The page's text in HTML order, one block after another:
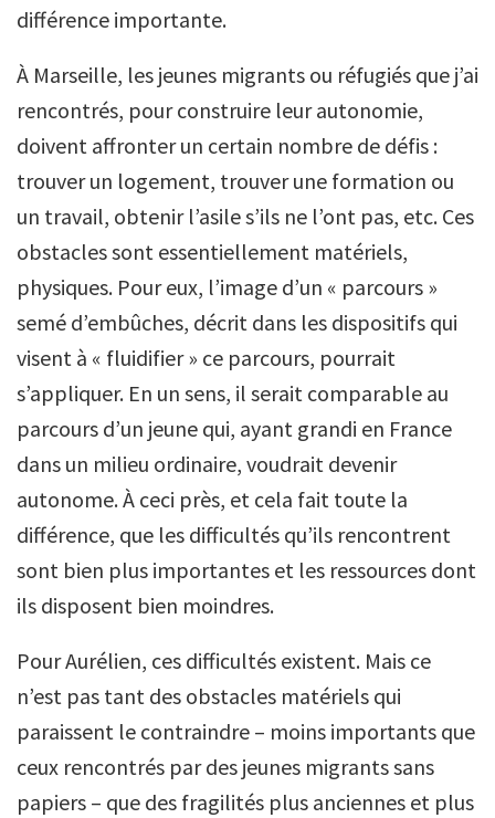
différence importante.
À Marseille, les jeunes migrants ou réfugiés que j’ai
rencontrés, pour construire leur autonomie,
doivent affronter un certain nombre de défis :
trouver un logement, trouver une formation ou
un travail, obtenir l’asile s’ils ne l’ont pas, etc. Ces
obstacles sont essentiellement matériels,
physiques. Pour eux, l’image d’un « parcours »
semé d’embûches, décrit dans les dispositifs qui
visent à « fluidifier » ce parcours, pourrait
s’appliquer. En un sens, il serait comparable au
parcours d’un jeune qui, ayant grandi en France
dans un milieu ordinaire, voudrait devenir
autonome. À ceci près, et cela fait toute la
différence, que les difficultés qu’ils rencontrent
sont bien plus importantes et les ressources dont
ils disposent bien moindres.
Pour Aurélien, ces difficultés existent. Mais ce
n’est pas tant des obstacles matériels qui
paraissent le contraindre – moins importants que
ceux rencontrés par des jeunes migrants sans
papiers – que des fragilités plus anciennes et plus